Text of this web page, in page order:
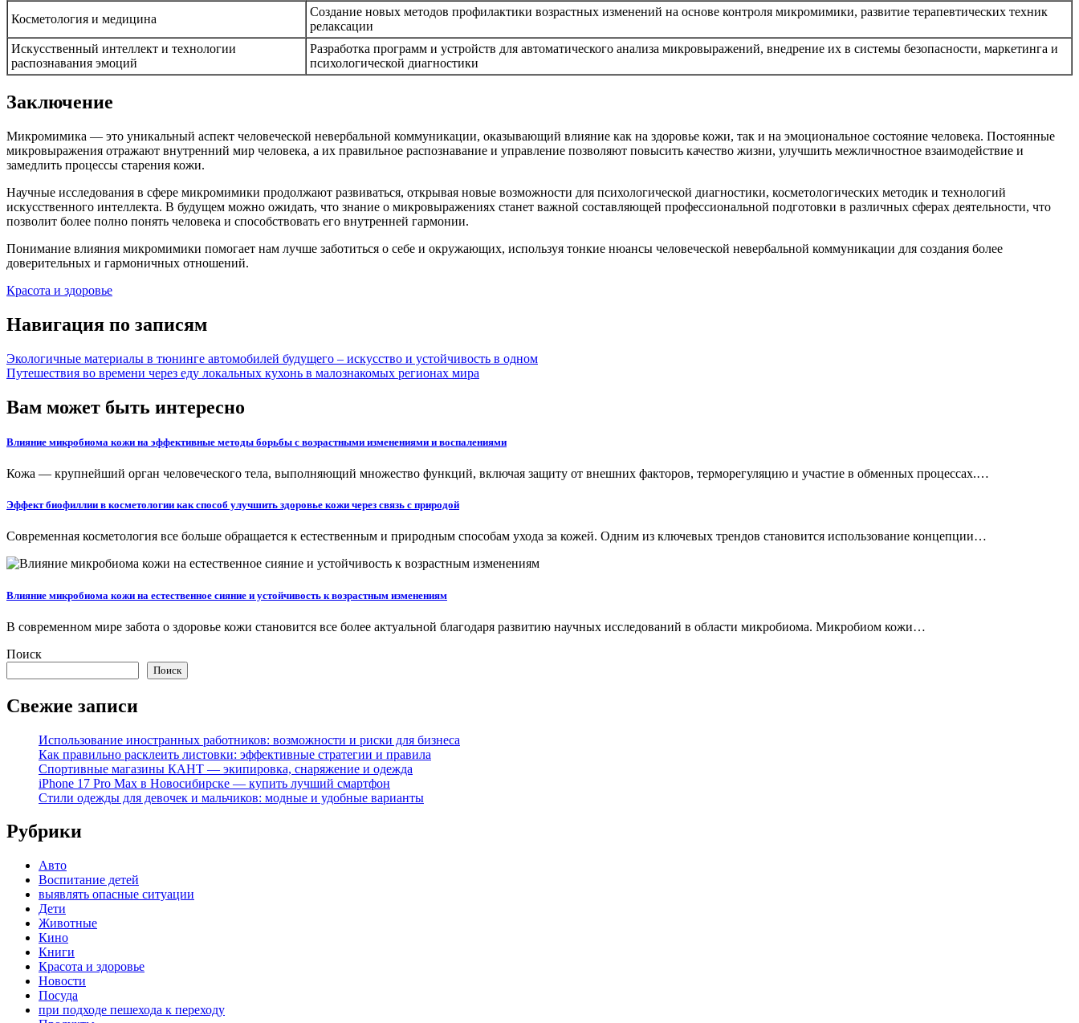
Косметология и медицина
Создание новых методов профилактики возрастных изменений на основе контроля микромимики, развитие терапевтических техник
релаксации
Искусственный интеллект и технологии
распознавания эмоций
Разработка программ и устройств для автоматического анализа микровыражений, внедрение их в системы безопасности, маркетинга и
психологической диагностики
Заключение
Микромимика — это уникальный аспект человеческой невербальной коммуникации, оказывающий влияние как на здоровье кожи, так и на эмоциональное состояние человека. Постоянные
микровыражения отражают внутренний мир человека, а их правильное распознавание и управление позволяют повысить качество жизни, улучшить межличностное взаимодействие и
замедлить процессы старения кожи.
Научные исследования в сфере микромимики продолжают развиваться, открывая новые возможности для психологической диагностики, косметологических методик и технологий
искусственного интеллекта. В будущем можно ожидать, что знание о микровыражениях станет важной составляющей профессиональной подготовки в различных сферах деятельности, что
позволит более полно понять человека и способствовать его внутренней гармонии.
Понимание влияния микромимики помогает нам лучше заботиться о себе и окружающих, используя тонкие нюансы человеческой невербальной коммуникации для создания более
доверительных и гармоничных отношений.
Красота и здоровье
Навигация по записям
Экологичные материалы в тюнинге автомобилей будущего – искусство и устойчивость в одном
Путешествия во времени через еду локальных кухонь в малознакомых регионах мира
Вам может быть интересно
Влияние микробиома кожи на эффективные методы борьбы с возрастными изменениями и воспалениями
Кожа — крупнейший орган человеческого тела, выполняющий множество функций, включая защиту от внешних факторов, терморегуляцию и участие в обменных процессах.…
Эффект биофиллии в косметологии как способ улучшить здоровье кожи через связь с природой
Современная косметология все больше обращается к естественным и природным способам ухода за кожей. Одним из ключевых трендов становится использование концепции…
Влияние микробиома кожи на естественное сияние и устойчивость к возрастным изменениям
В современном мире забота о здоровье кожи становится все более актуальной благодаря развитию научных исследований в области микробиома. Микробиом кожи…
Поиск
Поиск
Свежие записи
Использование иностранных работников: возможности и риски для бизнеса
Как правильно расклеить листовки: эффективные стратегии и правила
Спортивные магазины КАНТ — экипировка, снаряжение и одежда
iPhone 17 Pro Max в Новосибирске — купить лучший смартфон
Стили одежды для девочек и мальчиков: модные и удобные варианты
Рубрики
Авто
Воспитание детей
выявлять опасные ситуации
Дети
Животные
Кино
Книги
Красота и здоровье
Новости
Посуда
при подходе пешехода к переходу